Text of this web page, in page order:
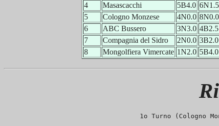
4
Masascacchi 5B4.0 6N1.5
5
Cologno Monzese 4N0.0 8N0.0
6
ABC Bussero 3N3.0 4B2.5
7
Compagnia del Sidro 2N0.0 3B2.0
8
Mongolfiera Vimercate 1N2.0 5B4.0
1o Turno (Cologno